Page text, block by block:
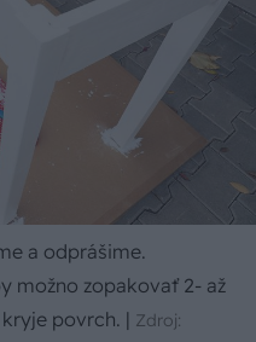
a odprášime.
možno zopakovať 2- až
povrch. | Zdroj: